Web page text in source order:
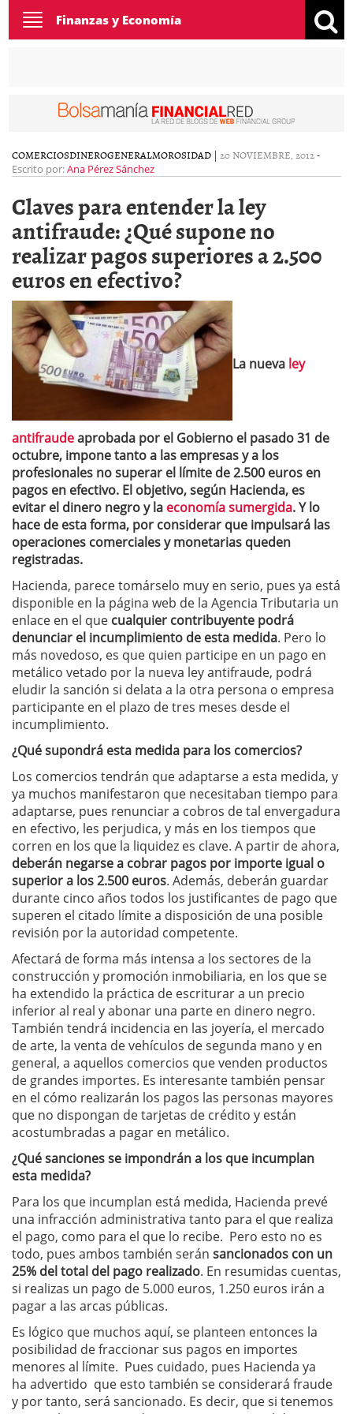
Toggle
navigation
Finanzas y Economía
COMERCIOSDINEROGENERALMOROSIDAD | 20 NOVIEMBRE, 2012-
Escrito por:Ana Pérez Sánchez
Claves para entender la ley
antifraude: ¿Qué supone no
realizar pagos superiores a 2.500
euros en efectivo?
La nueva ley
antifraudeaprobada por el Gobierno el pasado 31 de
octubre, impone tanto a las empresas y a los
profesionales no superar el límite de 2.500 euros en
pagos en efectivo. El objetivo, según Hacienda, es
evitar el dinero negro y la economía sumergida. Y lo
hace de esta forma, por considerar que impulsará las
operaciones comerciales y monetarias queden
registradas.
Hacienda, parece tomárselo muy en serio, pues ya está
disponible en la página web de la Agencia Tributaria un
enlace en el que cualquier contribuyente podrá
denunciar el incumplimiento de esta medida. Pero lo
más novedoso, es que quien participe en un pago en
metálico vetado por la nueva ley antifraude, podrá
eludir la sanción si delata a la otra persona o empresa
participante en el plazo de tres meses desde el
incumplimiento.
¿Qué supondrá esta medida para los comercios?
Los comercios tendrán que adaptarse a esta medida, y
ya muchos manifestaron que necesitaban tiempo para
adaptarse, pues renunciar a cobros de tal envergadura
en efectivo, les perjudica, y más en los tiempos que
corren en los que la liquidez es clave. A partir de ahora,
deberán negarse a cobrar pagos por importe igual o
superior a los 2.500 euros. Además, deberán guardar
durante cinco años todos los justificantes de pago que
superen el citado límite a disposición de una posible
revisión por la autoridad competente.
Afectará de forma más intensa a los sectores de la
construcción y promoción inmobiliaria, en los que se
ha extendido la práctica de escriturar a un precio
inferior al real y abonar una parte en dinero negro.
También tendrá incidencia en las joyería, el mercado
de arte, la venta de vehículos de segunda mano y en
general, a aquellos comercios que venden productos
de grandes importes. Es interesante también pensar
en el cómo realizarán los pagos las personas mayores
que no dispongan de tarjetas de crédito y están
acostumbradas a pagar en metálico.
¿Qué sanciones se impondrán a los que incumplan
esta medida?
Para los que incumplan está medida, Hacienda prevé
una infracción administrativa tanto para el que realiza
el pago, como para el que lo recibe. Pero esto no es
todo, pues ambos también serán sancionados con un
25% del total del pago realizado. En resumidas cuentas,
si realizas un pago de 5.000 euros, 1.250 euros irán a
pagar a las arcas públicas.
Es lógico que muchos aquí, se planteen entonces la
posibilidad de fraccionar sus pagos en importes
menores al límite. Pues cuidado, pues Hacienda ya
ha advertido que esto también se considerará fraude
y por tanto, será sancionado. Es decir, que si tenemos